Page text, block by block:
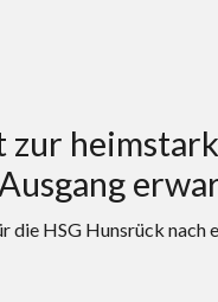
die HSG Hunsrück